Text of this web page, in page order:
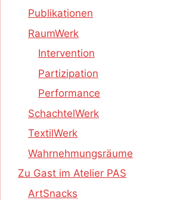
Publikationen
RaumWerk
Intervention
Partizipation
Performance
SchachtelWerk
TextilWerk
Wahrnehmungsräume
Zu Gast im Atelier PAS
ArtSnacks